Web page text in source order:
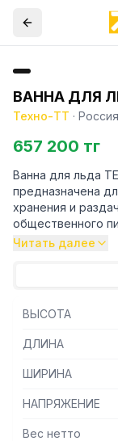
ВАННА ДЛЯ
Техно-ТТ · Россия
657 200 тг
Ванна для льда
предназначена
хранения и
общественного
— С хладагрегатом
— Мощность: 237
— С
— Без полки
— Компрессор:
— Скрытый монтаж
Читать далее
ВЫСОТА
ДЛИНА
ШИРИНА
НАПРЯЖЕНИЕ
Вес нетто